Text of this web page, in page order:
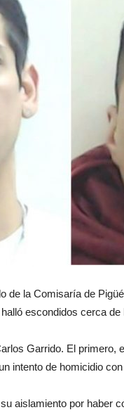
de la Comisaría de
escondidos cerca
Garrido. El primero,
intento de homicidio
aislamiento por haber